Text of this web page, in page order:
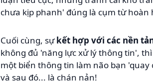
chưa kịp phanh' đúng là cụm từ hoàn
Cuối cùng, sựkết hợp với các nền
không đủ 'năng lực xử lý thông tin',
một biển thông tin làm não bạn
và sau đó... là chán nản!